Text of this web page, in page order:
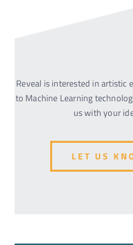
Reveal is interested in artistic
to Machine Learning
us with your
LET US